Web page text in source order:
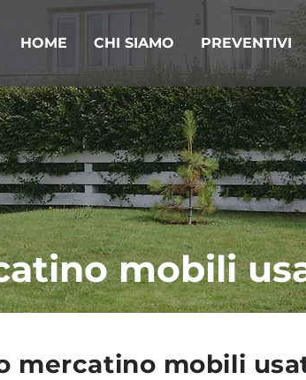
HOME CHI SIAMO PREVENTIVI
mobili
mercatino mobili